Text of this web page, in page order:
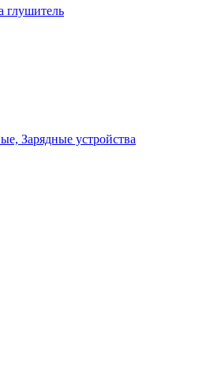
глушитель
Зарядные устройства